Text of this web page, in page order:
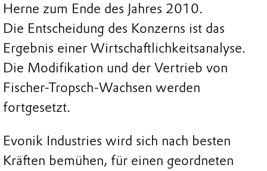
Herne zum Ende des Jahres 2010.
Die Entscheidung des Konzerns ist das
Ergebnis einer Wirtschaftlichkeitsanalyse.
Die Modifikation und der Vertrieb von
Fischer-Tropsch-Wachsen werden
fortgesetzt.
Evonik Industries wird sich nach besten
Kräften bemühen, für einen geordneten